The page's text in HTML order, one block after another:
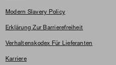
Modern Slavery Policy
Erklärung Zur Barrierefreiheit
Verhaltenskodex Für Lieferanten
Karriere